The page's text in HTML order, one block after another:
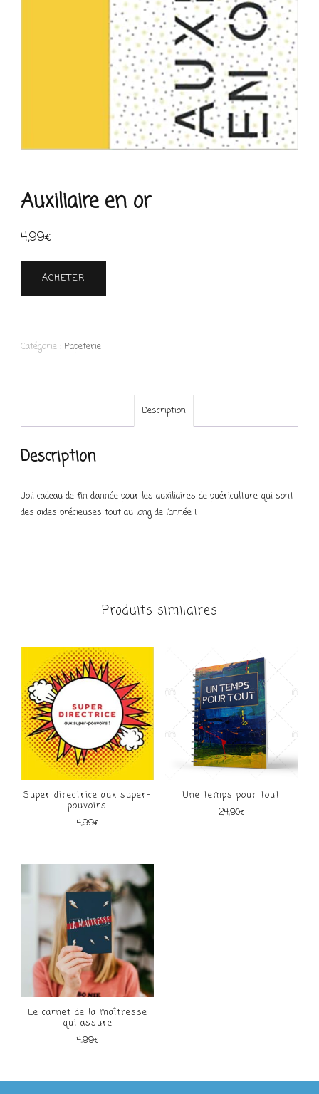
Auxiliaire en or
4,99€
ACHETER
Catégorie : Papeterie
Description
Description
Joli cadeau de fin d’année pour les auxiliaires de puériculture qui sont
des aides précieuses tout au long de l’année !
Produits similaires
Super directrice aux super-
pouvoirs
4,99€
Une temps pour tout
24,90€
Le carnet de la maîtresse
qui assure
4,99€